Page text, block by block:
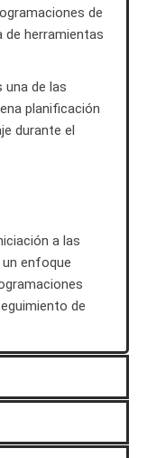
de
de herramientas
una de las
planificación
durante el
a las
enfoque
de